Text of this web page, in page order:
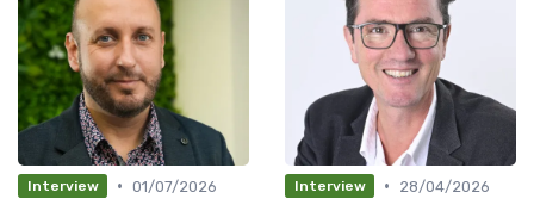
Interview • 01/07/2026
Interview •
28/04/2026